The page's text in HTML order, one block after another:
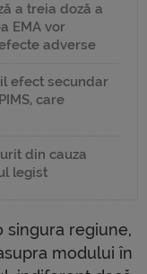
a treia doză a
EMA vor
adverse
efect secundar
care
din cauza
legist
singura regiune,
modului în